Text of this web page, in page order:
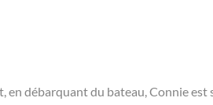
en débarquant du bateau, Connie est